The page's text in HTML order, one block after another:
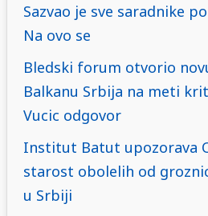
Sazvao je sve saradnike
Na ovo se
Bledski forum otvorio
Balkanu Srbija na meti
Vucic odgovor
Institut Batut upozorava
starost obolelih od
u Srbiji